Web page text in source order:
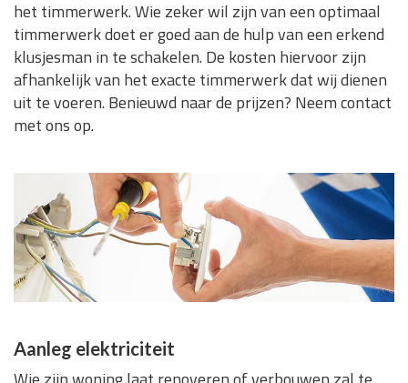
het timmerwerk. Wie zeker wil zijn van een optimaal
timmerwerk doet er goed aan de hulp van een erkend
klusjesman in te schakelen. De kosten hiervoor zijn
afhankelijk van het exacte timmerwerk dat wij dienen
uit te voeren. Benieuwd naar de prijzen? Neem contact
met ons op.
Aanleg elektriciteit